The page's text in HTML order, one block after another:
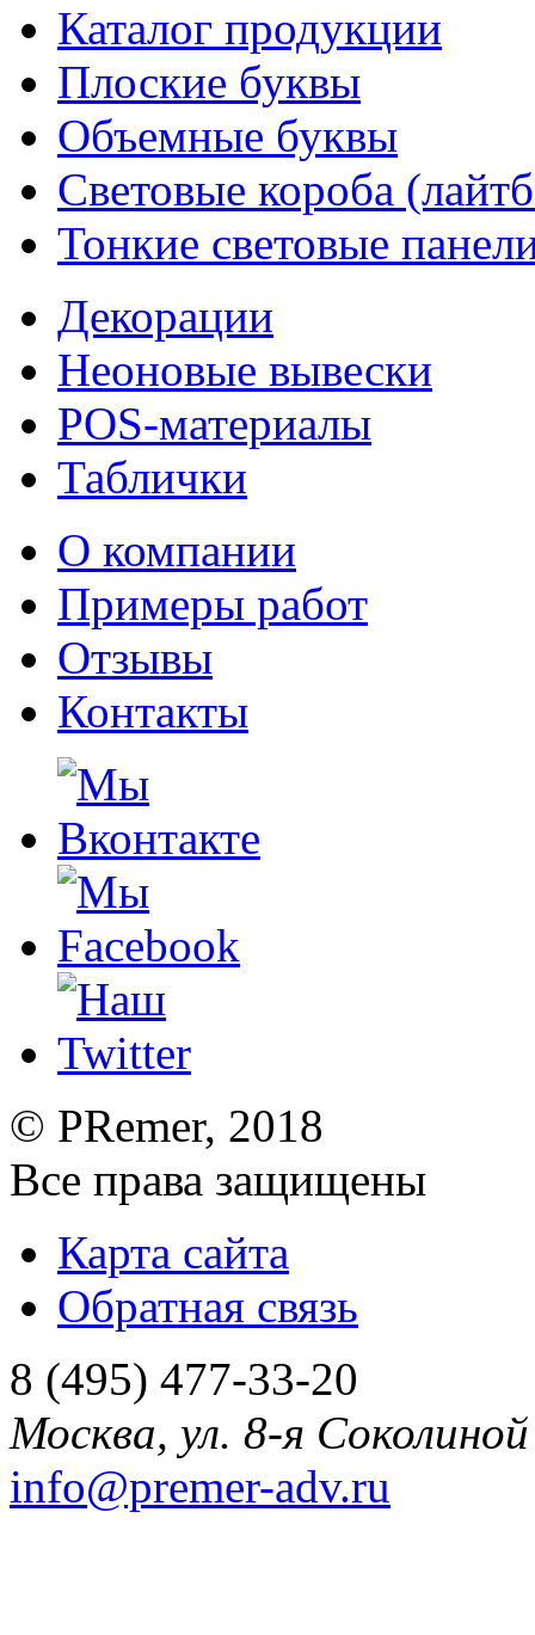
Каталог продукции
Плоские буквы
Объемные буквы
Световые короба
Тонкие световые
Декорации
Неоновые вывески
POS-материалы
Таблички
О компании
Примеры работ
Отзывы
Контакты
© PRemer, 2018
Все права защищены
Карта сайта
Обратная связь
8 (495) 477-33-20
Москва, ул. 8-я
info@premer-adv.ru